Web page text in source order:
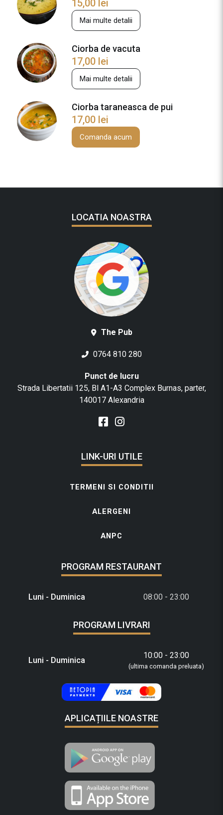
15,00 lei
Mai multe detalii
Ciorba de vacuta
17,00 lei
Mai multe detalii
Ciorba taraneasca de pui
17,00 lei
Comanda acum
LOCATIA NOASTRA
The Pub
0764 810 280
Punct de lucru
Strada Libertatii 125, Bl A1-A3 Complex Burnas, parter,
140017 Alexandria
LINK-URI UTILE
TERMENI SI CONDITII
ALERGENI
ANPC
PROGRAM RESTAURANT
Luni - Duminica 08:00 - 23:00
PROGRAM LIVRARI
Luni - Duminica 10:00 - 23:00
(ultima comanda preluata)
APLICAȚIILE NOASTRE